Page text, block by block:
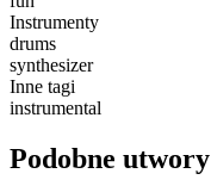
Instrumenty
drums
synthesizer
Inne tagi
instrumental
Podobne utwory